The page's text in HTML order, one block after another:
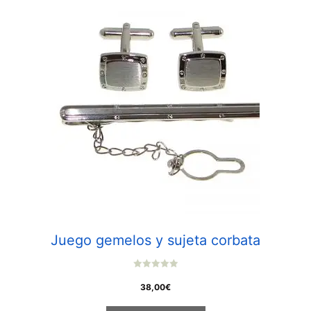
Juego gemelos y sujeta corbata
o
38,00€